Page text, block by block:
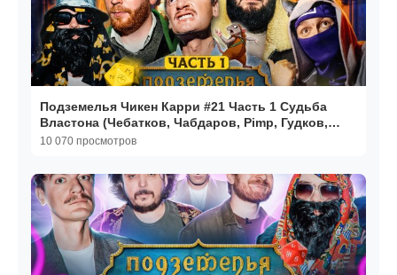
Подземелья Чикен Карри #21 Часть 1 Судьба
Властона (Чебатков, Чабдаров, Pimp, Гудков,
BRB)
10 070 просмотров